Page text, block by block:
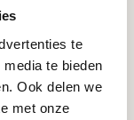
te
te bieden
Ook delen we
met onze
bij en/of ruim
waai uit, schrijf
een
aan. Wat
ruimte.